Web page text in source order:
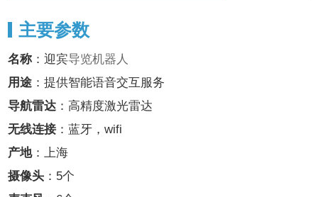
主要参数
名称 ：迎宾导览机器人
用途 ：提供智能语音交互服务
导航雷达 ：高精度激光雷达
无线连接 ：蓝牙，wifi
产地：上海
摄像头 ：5个